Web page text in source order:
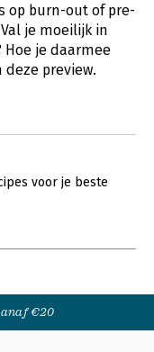
op burn-out of pre-
je moeilijk in
Hoe je daarmee
preview.
voor je beste
€20